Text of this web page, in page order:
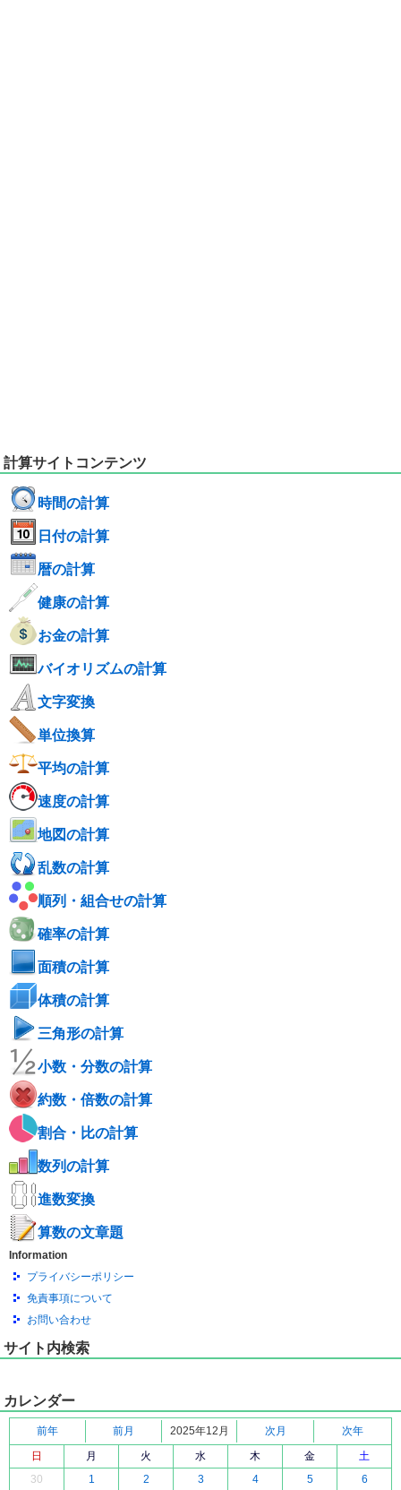
計算サイトコンテンツ
時間の計算
日付の計算
暦の計算
健康の計算
お金の計算
バイオリズムの計算
文字変換
単位換算
平均の計算
速度の計算
地図の計算
乱数の計算
順列・組合せの計算
確率の計算
面積の計算
体積の計算
三角形の計算
小数・分数の計算
約数・倍数の計算
割合・比の計算
数列の計算
進数変換
算数の文章題
Information
プライバシーポリシー
免責事項について
お問い合わせ
サイト内検索
カレンダー
前年 前月 2025年12月 次月
次年
日
月 火 水 木 金
土
30
1 2 3 4 5 6